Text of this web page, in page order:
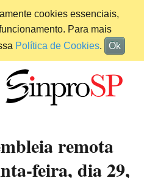
cookies essenciais,
Para mais
Política de Cookies. Ok
remota
feira, dia 29,